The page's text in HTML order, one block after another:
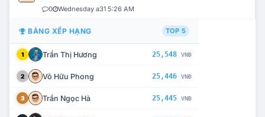
0 Wednesday a31 5:26 AM
BẢNG XẾP HẠNG TOP 5
1 Trần Thị Hương 25,548 VNĐ
2 Võ Hữu Phong 25,446 VNĐ
3 Trần Ngọc Hà 25,445 VNĐ